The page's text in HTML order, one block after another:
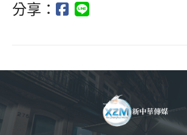
分享：